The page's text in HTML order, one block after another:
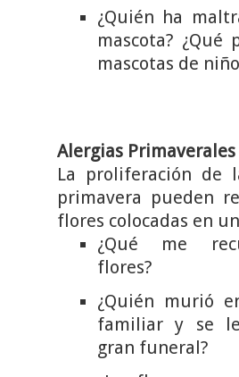
¿Quién ha
mascota? ¿Qué
mascotas de
Alergias Primaverales
La proliferación de
primavera pueden
flores colocadas en
¿Qué me
flores?
¿Quién murió
familiar y se
gran funeral?